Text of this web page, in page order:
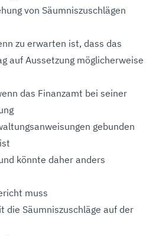
von Säumniszuschlägen
zu erwarten ist, dass das
auf Aussetzung möglicherweise
das Finanzamt bei seiner
gebunden
könnte daher anders
muss
die Säumniszuschläge auf der